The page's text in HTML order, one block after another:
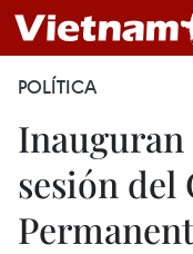
POLÍTICA
sesión del